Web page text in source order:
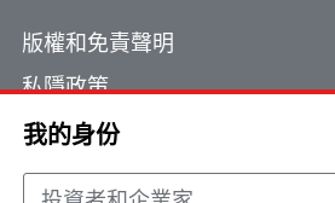
我的身份
版權和免責聲明
私隱政策
使用小型文字檔案
網頁指南